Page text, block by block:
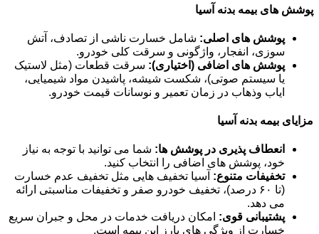
پوشش های بیمه بدنه آسیا
پوشش های اصلی: شامل خسارت ناشی از تصادف، آتش
سوزی، انفجار، واژگونی و سرقت کلی خودرو.
پوشش های اضافی (اختیاری): سرقت قطعات (مثل لاستیک
یا سیستم صوتی)، شکست شیشه، پاشیدن مواد شیمیایی،
ایاب وذهاب در زمان تعمیر و نوسانات قیمت خودرو.
مزایای بیمه بدنه آسیا
انعطاف پذیری در پوشش ها: شما می توانید با توجه به نیاز
خود، پوشش های اضافی را انتخاب کنید.
تخفیفات متنوع: آسیا تخفیف هایی مثل تخفیف عدم خسارت
(تا ۶۰ درصد)، تخفیف خودرو صفر و تخفیفات مناسبتی ارائه
می دهد.
پشتیبانی قوی: امکان دریافت خدمات در محل و جبران سریع
خسارت از ویژگی های بارز این بیمه است.